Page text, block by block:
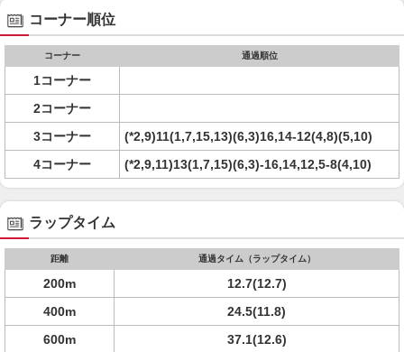
コーナー順位
コーナー 通過順位
1コーナー
2コーナー
3コーナー
(*2,9)11(1,7,15,13)(6,3)16,14-12(4,8)(5,10)
4コーナー
(*2,9,11)13(1,7,15)(6,3)-16,14,12,5-8(4,10)
ラップタイム
距離 通過タイム（ラップタイム）
200m
12.7(12.7)
400m
24.5(11.8)
600m
37.1(12.6)